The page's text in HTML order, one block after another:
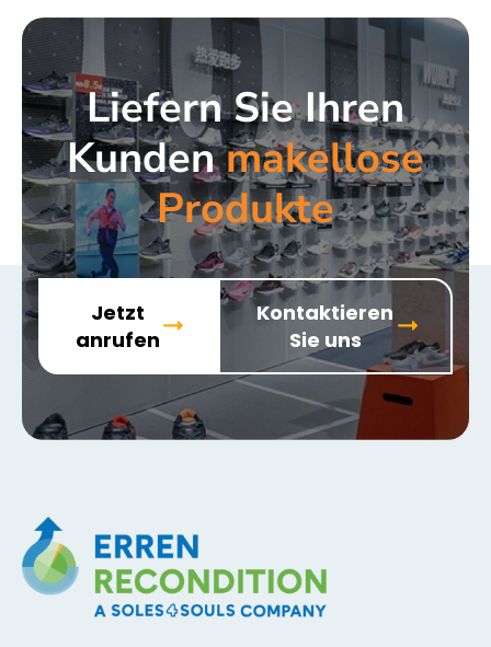
Liefern Sie Ihren
Kundenmakellose
Produkte
Jetzt
anrufen
Kontaktieren
Sie uns